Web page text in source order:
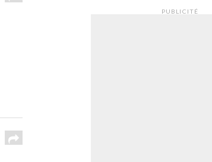
PUBLICITÉ